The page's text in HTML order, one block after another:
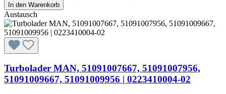
In den Warenkorb
Austausch
Turbolader MAN, 51091007667, 51091007956,
51091009667, 51091009956 | 0223410004-02